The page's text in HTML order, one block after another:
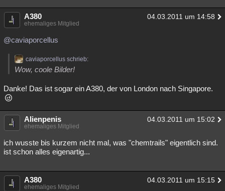
A380 04.03.2011 um 14:58
ehemaliges Mitglied
@caviaporcellus
caviaporcellus schrieb:
Wow, coole Bilder!
Danke! Das ist sogar ein A380, der von London nach Singapore.
Alienpenis 04.03.2011 um 15:02
ehemaliges Mitglied
ich wusste bis kurzem nicht mal, was "chemtrails" eigentlich sind.
ist schon alles eigenartig...
A380 04.03.2011 um 15:15
ehemaliges Mitglied